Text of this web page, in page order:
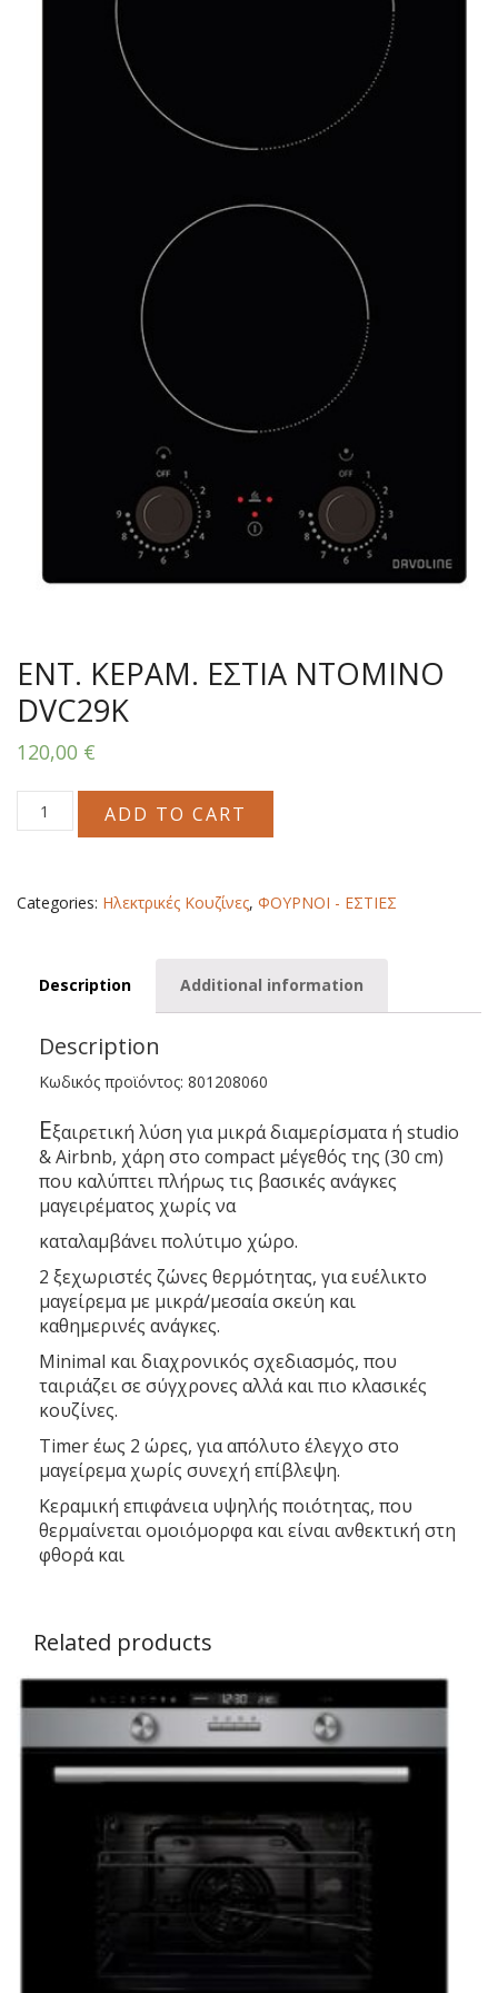
ΕΝΤ. ΚΕΡΑΜ. ΕΣΤΙΑ ΝΤΟΜΙΝΟ
DVC29K
120,00 €
ΕΝΤ.
ΚΕΡΑΜ.
DVC29K
quantity
ADD TO CART
Categories: Ηλεκτρικές Κουζίνες, ΦΟΥΡΝΟΙ - ΕΣΤΙΕΣ
Description Additional information
Description
Κωδικός προϊόντος: 801208060
Εξαιρετική λύση για μικρά διαμερίσματα ή studio
& Airbnb, χάρη στο compact μέγεθός της (30 cm)
που καλύπτει πλήρως τις βασικές ανάγκες
μαγειρέματος χωρίς να
καταλαμβάνει πολύτιμο χώρο.
2 ξεχωριστές ζώνες θερμότητας, για ευέλικτο
μαγείρεμα με μικρά/μεσαία σκεύη και
καθημερινές ανάγκες.
Minimal και διαχρονικός σχεδιασμός, που
ταιριάζει σε σύγχρονες αλλά και πιο κλασικές
κουζίνες.
Timer έως 2 ώρες, για απόλυτο έλεγχο στο
μαγείρεμα χωρίς συνεχή επίβλεψη.
Κεραμική επιφάνεια υψηλής ποιότητας, που
θερμαίνεται ομοιόμορφα και είναι ανθεκτική στη
φθορά και
Related products